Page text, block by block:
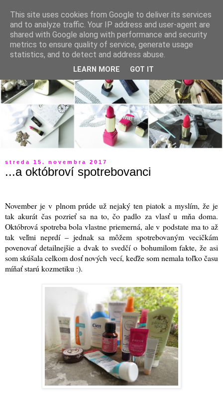
streda 15. novembra 2017
...a októbroví spotrebovanci
November je v plnom prúde už nejaký ten piatok a myslím, že je
tak akurát čas pozrieť sa na to, čo padlo za vlasť u mňa doma.
Októbrová spotreba bola vlastne priemerná, ale v podstate ma to až
tak veľmi neprdí – jednak sa môžem spotrebovaným vecičkám
povenovať detailnejšie a dvak to svedčí o bohumilom fakte, že asi
som skúšala celkom dosť nových vecí, keďže som nemala toľko času
míňať starú kozmetiku :).
This site uses cookies from Google to deliver its services
and to analyze traffic. Your IP address and user-agent are
shared with Google along with performance and security
metrics to ensure quality of service, generate usage
statistics, and to detect and address abuse.
LEARN MORE GOT IT